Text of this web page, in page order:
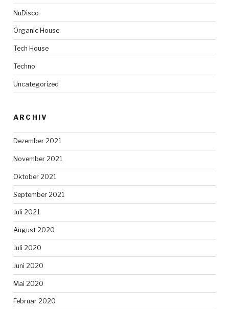
NuDisco
Organic House
Tech House
Techno
Uncategorized
ARCHIV
Dezember 2021
November 2021
Oktober 2021
September 2021
Juli 2021
August 2020
Juli 2020
Juni 2020
Mai 2020
Februar 2020